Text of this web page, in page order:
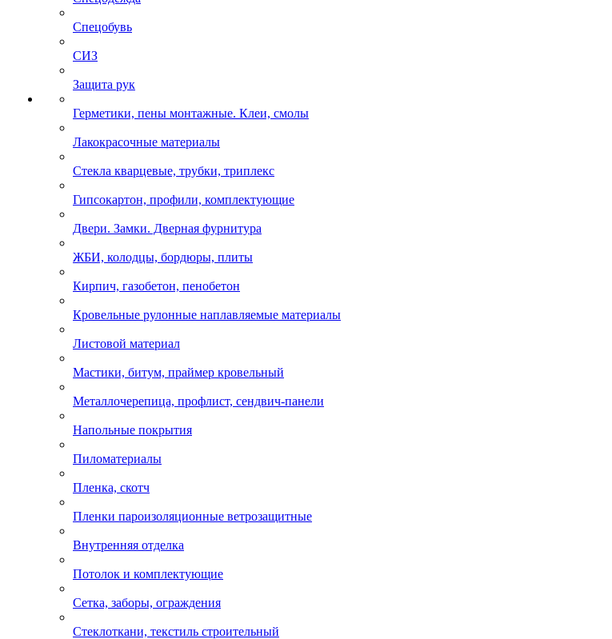
Спецобувь
СИЗ
Защита рук
Герметики, пены монтажные. Клеи, смолы
Лакокрасочные материалы
Стекла кварцевые, трубки, триплекс
Гипсокартон, профили, комплектующие
Двери. Замки. Дверная фурнитура
ЖБИ, колодцы, бордюры, плиты
Кирпич, газобетон, пенобетон
Кровельные рулонные наплавляемые материалы
Листовой материал
Мастики, битум, праймер кровельный
Металлочерепица, профлист, сендвич-панели
Напольные покрытия
Пиломатериалы
Пленка, скотч
Пленки пароизоляционные ветрозащитные
Внутренняя отделка
Потолок и комплектующие
Сетка, заборы, ограждения
Стеклоткани, текстиль строительный